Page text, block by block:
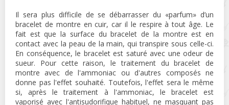
Il sera plus difficile de se débarrasser du «parfum» d’un
bracelet de montre en cuir, car il le respire à tout âge. Le
fait est que la surface du bracelet de la montre est en
contact avec la peau de la main, qui transpire sous celle-ci.
En conséquence, le bracelet est saturé avec une odeur de
sueur. Pour cette raison, le traitement du bracelet de
montre avec de l'ammoniac ou d'autres composés ne
donne pas l'effet souhaité. Toutefois, l'effet sera le même
si, après le traitement à l'ammoniac, le bracelet est
vaporisé avec l'antisudorifique habituel, ne masquant pas